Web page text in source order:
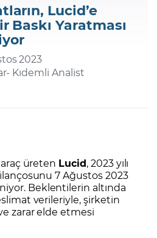
Lucid’e
Baskı Yaratması
2023
- Kıdemli Analist
üreten Lucid, 2023 yılı
7 Ağustos 2023
Beklentilerin altında
verileriyle, şirketin
zarar elde etmesi